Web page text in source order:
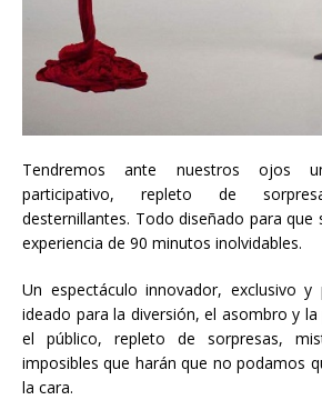
Tendremos ante nuestros ojos
participativo, repleto de
desternillantes. Todo diseñado para que
experiencia de 90 minutos inolvidables.
Un espectáculo innovador, exclusivo y
ideado para la diversión, el asombro y
el público, repleto de sorpresas,
imposibles que harán que no podamos
la cara.